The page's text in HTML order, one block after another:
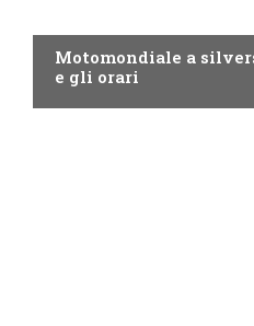
Motomondiale a
e gli orari